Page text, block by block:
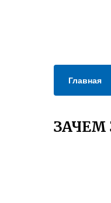
Главная
ЗАЧЕМ